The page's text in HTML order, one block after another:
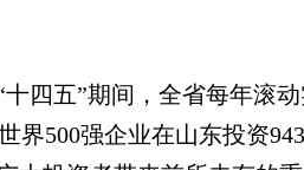
五”期间，全省每年滚动
界500强企业在山东投资